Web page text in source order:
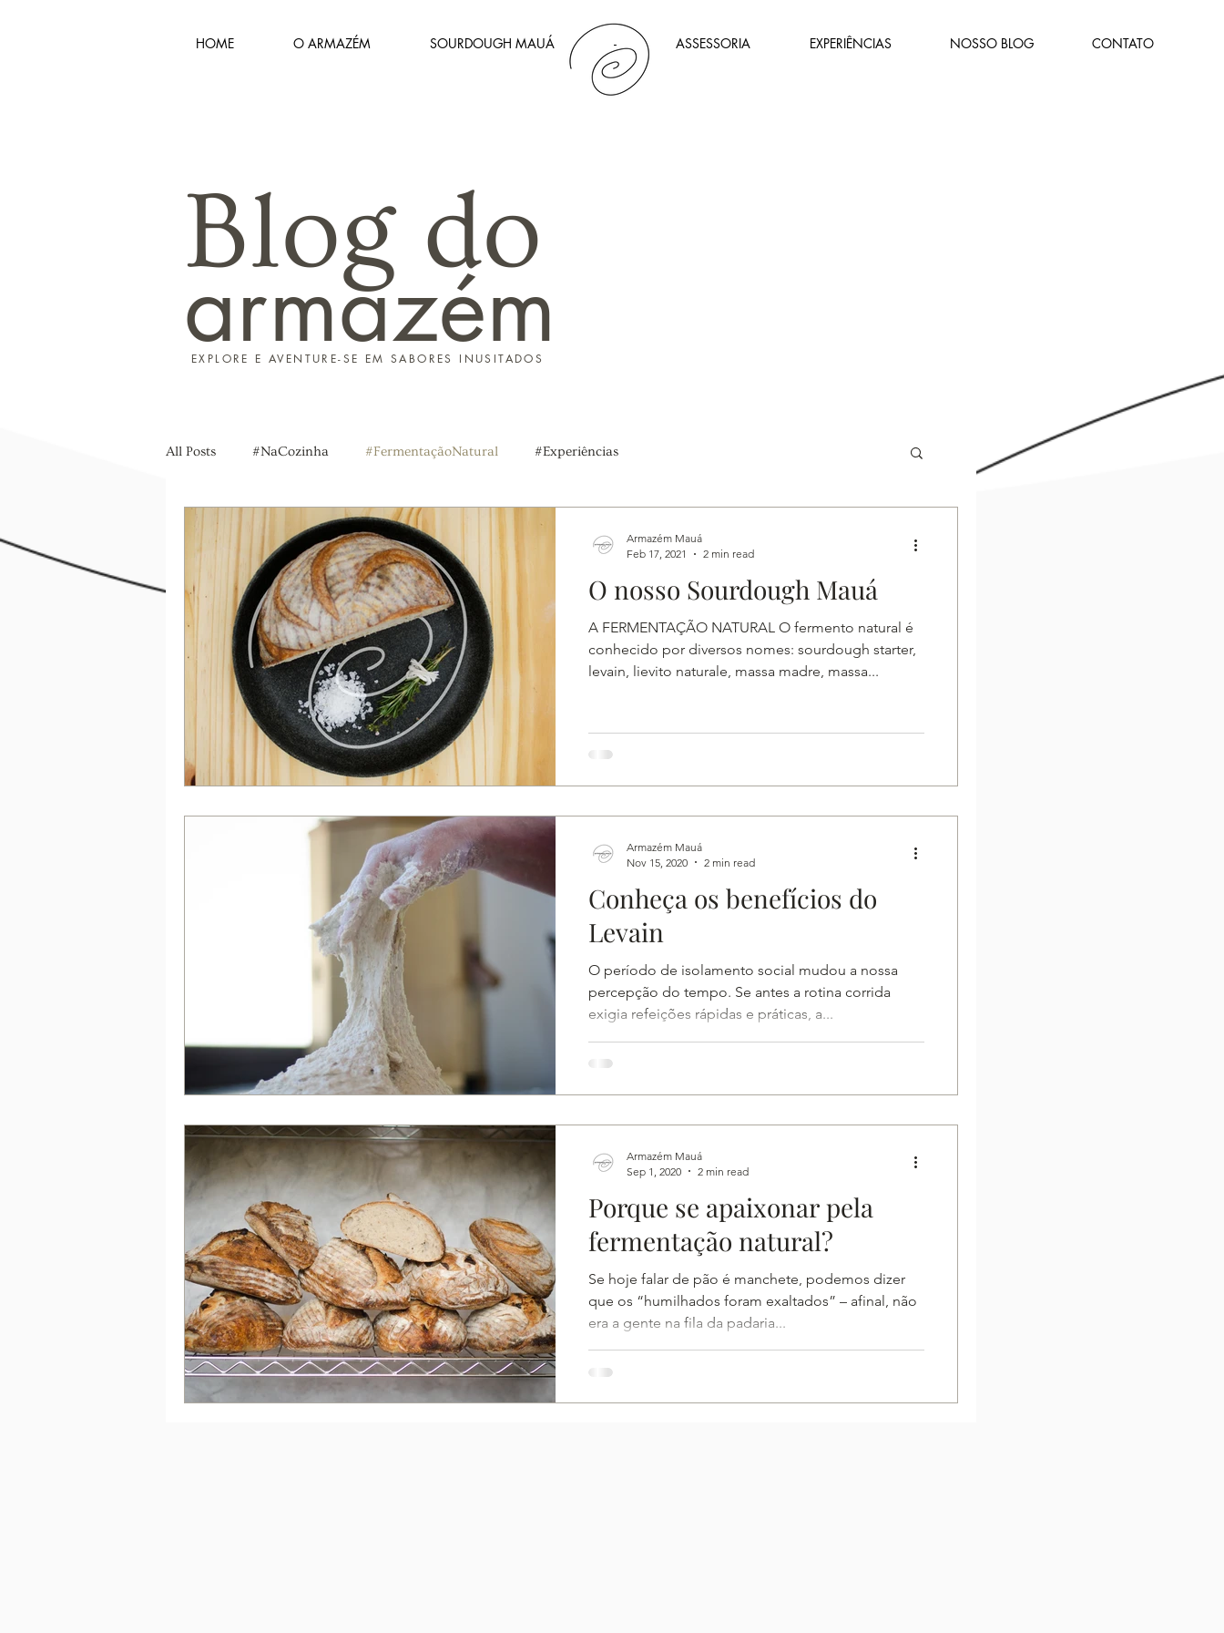
HOME O ARMAZÉM SOURDOUGH MAUÁ - ASSESSORIA EXPERIÊNCIAS NOSSO BLOG CONTATO
Blog do
armazém
EXPLORE E AVENTURE-SE EM SABORES INUSITADOS
All Posts #NaCozinha #FermentaçãoNatural #Experiências
O nosso Sourdough Mauá
A FERMENTAÇÃO NATURAL O fermento natural é
conhecido por diversos nomes: sourdough starter,
levain, lievito naturale, massa madre, massa...
Armazém Mauá
Feb 17, 2021
2 min read
Conheça os benefícios do
Levain
O período de isolamento social mudou a nossa
percepção do tempo. Se antes a rotina corrida
exigia refeições rápidas e práticas, a...
Armazém Mauá
Nov 15, 2020
2 min read
Porque se apaixonar pela
fermentação natural?
Se hoje falar de pão é manchete, podemos dizer
que os “humilhados foram exaltados” – afinal, não
era a gente na fila da padaria...
Armazém Mauá
Sep 1, 2020
2 min read